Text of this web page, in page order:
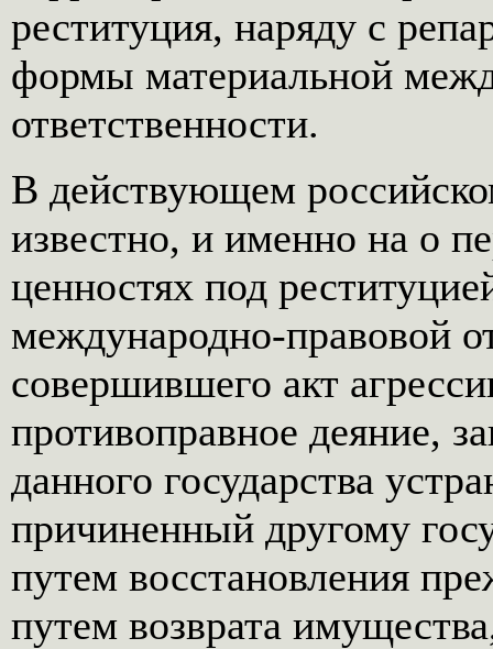
реституция, наряду с
формы материальной
ответственности.
В действующем
известно, и именно на о
ценностях под
международно-правовой
совершившего акт
противоправное деяние,
данного государства
причиненный другому
путем восстановления
путем возврата